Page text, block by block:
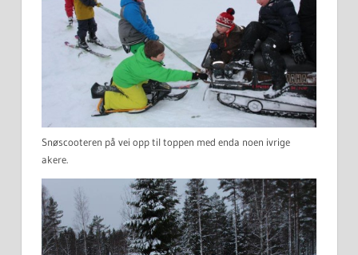
Snøscooteren på vei opp til toppen med enda noen ivrige
akere.